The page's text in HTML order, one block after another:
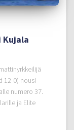
Kujala
12-0) nousi
numero 37.
ja Elite